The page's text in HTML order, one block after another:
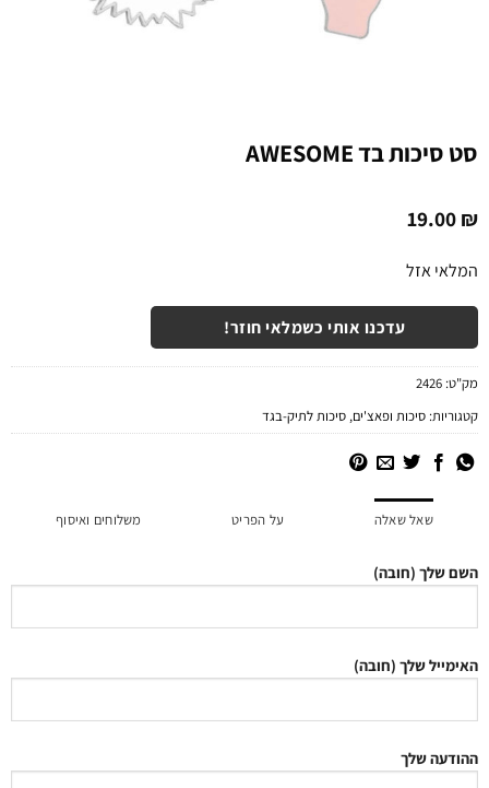
סט סיכות בד AWESOME
19.00₪
המלאי אזל
עדכנו אותי כשמלאי חוזר!
מק"ט:2426
קטגוריות:סיכות ופאצ'ים,סיכות לתיק-בגד
שאל שאלה על הפריט משלוחים ואיסוף
השם שלך (חובה)
האימייל שלך (חובה)
ההודעה שלך